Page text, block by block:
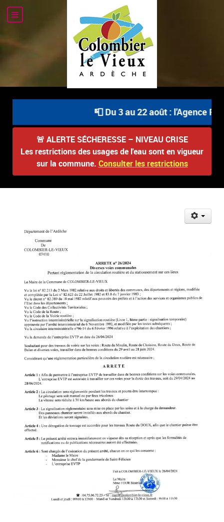
📮 Du 3 au 22 août : l'Agence
🚨 ALERTE SÉCHERESSE – NIVEAU CRISE
Les restrictions des usages de l'eau sont en vigueur
sur la commune. Consulter les restrictions